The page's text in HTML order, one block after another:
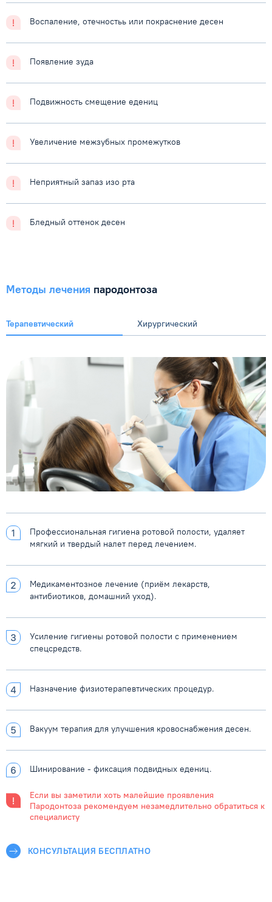
Воспаление, отечностьь или покраснение десен
Появление зуда
Подвижность смещение едениц
Увеличение межзубных промежутков
Неприятный запаз изо рта
Бледный оттенок десен
Методы лечения пародонтоза
Терапевтический Хирургический
Профессиональная гигиена ротовой полости, удаляет
мягкий и твердый налет перед лечением.
Медикаментозное лечение (приём лекарств,
антибиотиков, домашний уход).
Усиление гигиены ротовой полости с применением
спецсредств.
Назначение физиотерапевтических процедур.
Вакуум терапия для улучшения кровоснабжения десен.
Шинирование - фиксация подвидных едениц.
Если вы заметили хоть малейшие проявления
Пародонтоза рекомендуем незамедлительно обратиться к
специалисту
КОНСУЛЬТАЦИЯ БЕСПЛАТНО